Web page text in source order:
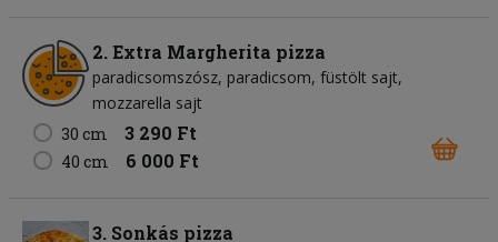
2. Extra Margherita pizza
paradicsomszósz paradicsom füstölt sajt
mozzarella sajt
30 cm
3 290 Ft
40 cm 6 000 Ft
3. Sonkás pizza